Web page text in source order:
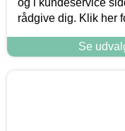
og i kundeservice
rådgive dig. Klik her
Se